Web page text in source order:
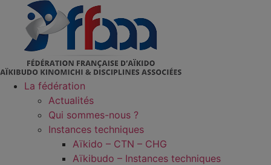
contenu
La fédération
Actualités
Qui sommes-nous ?
Instances techniques
Aïkido – CTN – CHG
Aïkibudo – Instances techniques